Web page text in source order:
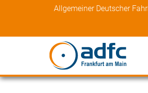
Allgemeiner Deutscher